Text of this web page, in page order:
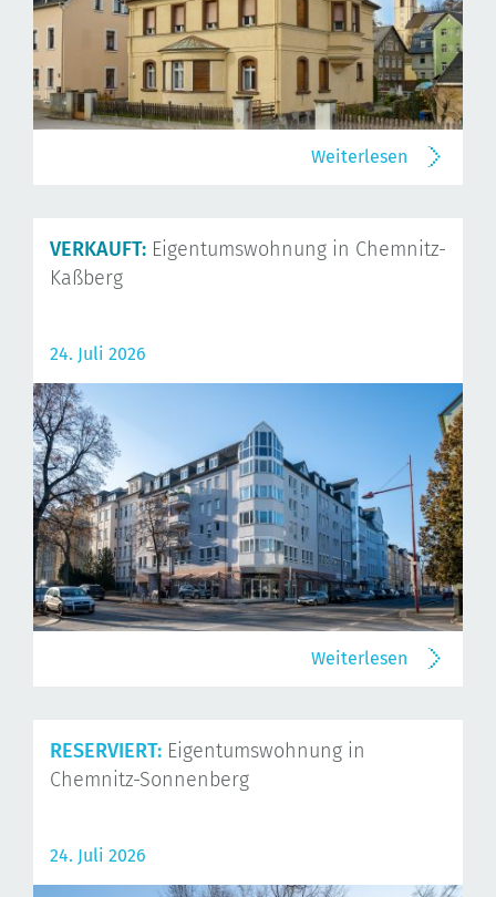
Weiterlesen
VERKAUFT: Eigentumswohnung in Chemnitz-
Kaßberg
24. Juli 2026
Weiterlesen
RESERVIERT: Eigentumswohnung in
Chemnitz-Sonnenberg
24. Juli 2026